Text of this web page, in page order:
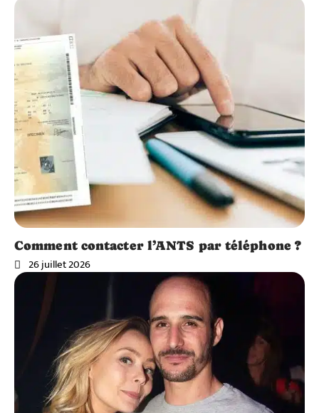
Comment contacter l’ANTS par téléphone ?
26 juillet 2026